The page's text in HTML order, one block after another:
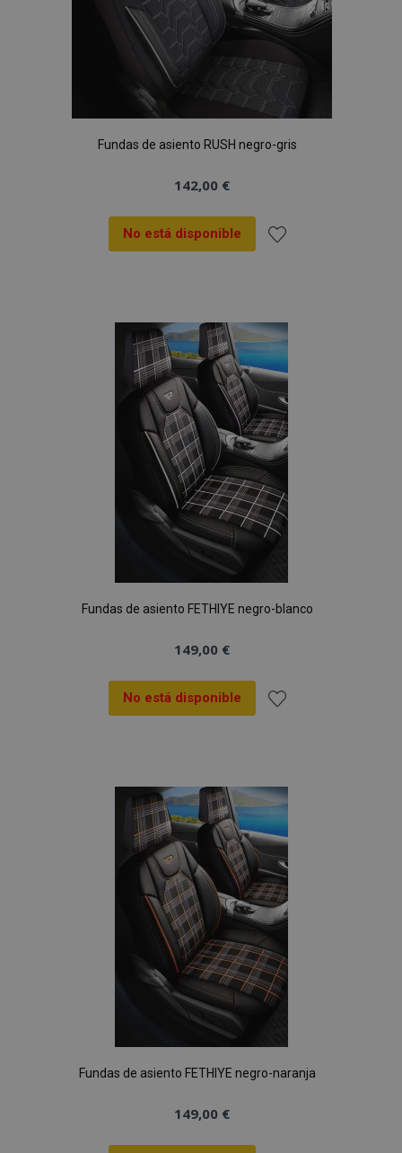
Fundas de asiento RUSH negro-gris
142,00 €
No está disponible
Lista
de
Deseos
Fundas de asiento FETHIYE negro-blanco
149,00 €
No está disponible
Lista
de
Deseos
Fundas de asiento FETHIYE negro-naranja
149,00 €